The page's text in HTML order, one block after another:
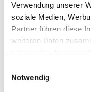
Verwendung unserer
soziale Medien,
Partner führen diese
weiteren Daten
Notwendig